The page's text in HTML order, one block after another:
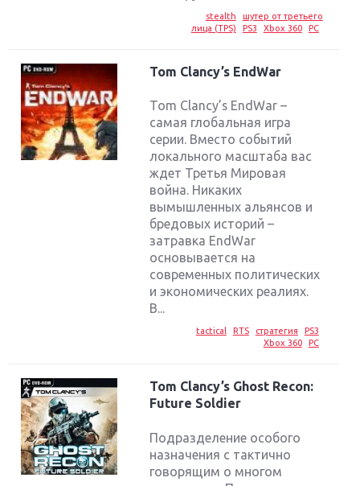
stealth
шутер от третьего
лица (TPS)
PS3 Xbox 360 PC
Tom Clancy’s EndWar
Tom Clancy’s EndWar –
самая глобальная игра
серии. Вместо событий
локального масштаба вас
ждет Третья Мировая
война. Никаких
вымышленных альянсов и
бредовых историй –
затравка EndWar
основывается на
современных политических
и экономических реалиях.
В...
tactical RTS стратегия
PS3
Xbox 360
PC
Tom Clancy’s Ghost Recon:
Future Soldier
Подразделение особого
назначения с тактично
говорящим о многом